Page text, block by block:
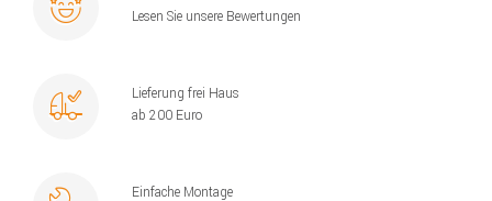
Lesen Sie unsere Bewertungen
Lieferung frei Haus
ab 200 Euro
Einfache Montage